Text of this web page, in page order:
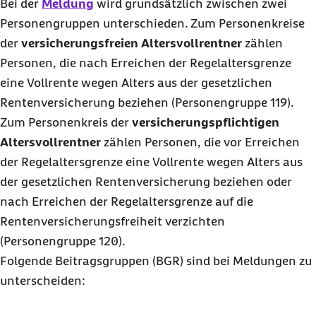
Bei der Meldung wird grundsätzlich zwischen zwei
Personengruppen unterschieden. Zum Personenkreise
der versicherungsfreien Altersvollrentner zählen
Personen, die nach Erreichen der Regelaltersgrenze
eine Vollrente wegen Alters aus der gesetzlichen
Rentenversicherung beziehen (Personengruppe 119).
Zum Personenkreis der versicherungspflichtigen
Altersvollrentner zählen Personen, die vor Erreichen
der Regelaltersgrenze eine Vollrente wegen Alters aus
der gesetzlichen Rentenversicherung beziehen oder
nach Erreichen der Regelaltersgrenze auf die
Rentenversicherungsfreiheit verzichten
(Personengruppe 120).
Folgende Beitragsgruppen (BGR) sind bei Meldungen zu
unterscheiden: